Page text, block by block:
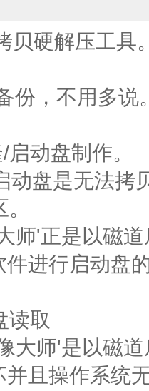
贝硬解压工具
份，不用多
动盘制作。
是无法拷
'正是以磁道
进行启动盘
读取
师'是以磁道
且操作系统